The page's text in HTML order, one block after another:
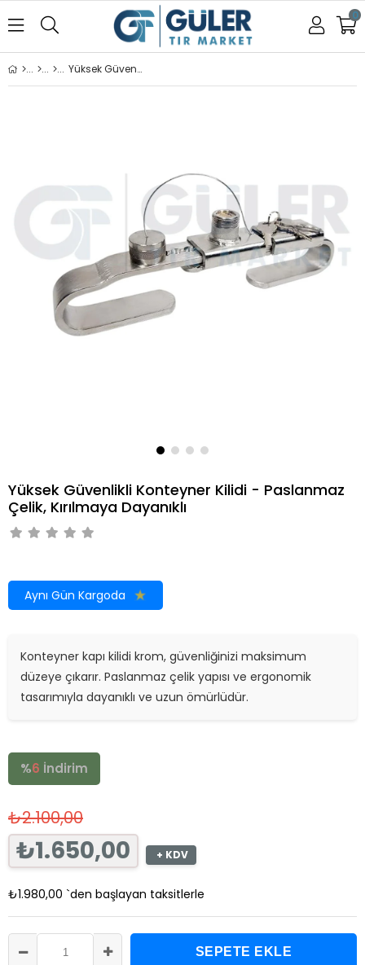
0
Yüksek Güvenlikli Konteyner Kilidi - Paslanmaz Çelik, Kırılmaya Dayanıklı
Yüksek Güvenlikli Konteyner Kilidi - Paslanmaz
Çelik, Kırılmaya Dayanıklı
Aynı Gün Kargoda
Konteyner kapı kilidi krom, güvenliğinizi maksimum
düzeye çıkarır. Paslanmaz çelik yapısı ve ergonomik
tasarımıyla dayanıklı ve uzun ömürlüdür.
%6 İndirim
₺2.100,00
₺1.650,00 + KDV
₺1.980,00 `den başlayan taksitlerle